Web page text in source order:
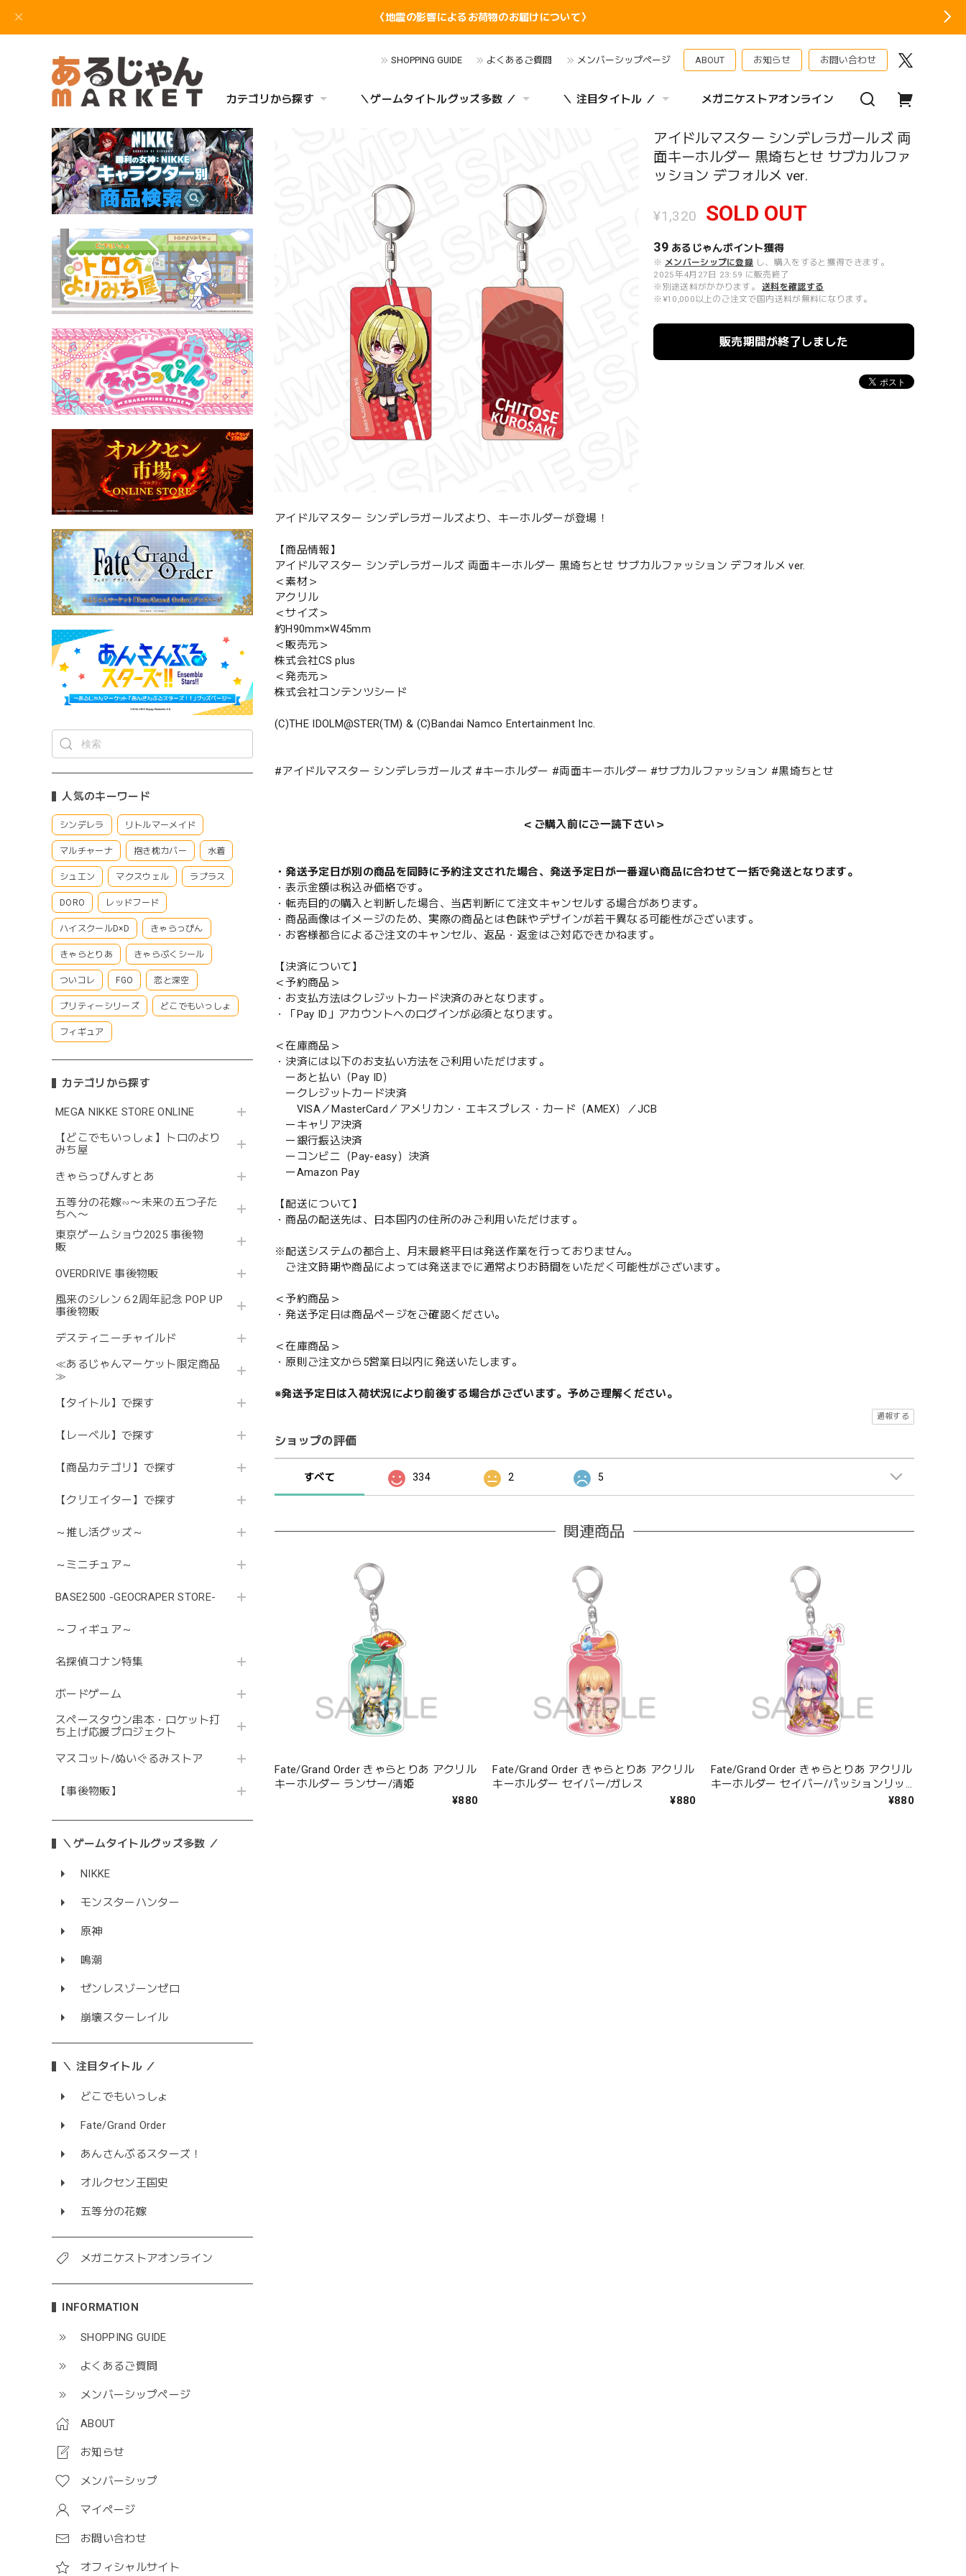
〈地震の影響によるお荷物のお届けについて〉
SHOPPING GUIDE よくあるご質問 メンバーシップページ ABOUT お知らせ お問い合わせ
カテゴリから探す ＼ゲームタイトルグッズ多数 ／ ＼ 注目タイトル ／ メガニケストアオンライン
人気のキーワード
シンデレラ リトルマーメイド
マルチャーナ 抱き枕カバー 水着
シュエン マクスウェル ラプラス
DORO レッドフード
ハイスクールD×D きゃらっぴん
きゃらとりあ きゃらぷくシール
ついコレ FGO 恋と深空
プリティーシリーズ どこでもいっしょ
フィギュア
カテゴリから探す
MEGA NIKKE STORE ONLINE
【どこでもいっしょ】トロのより
みち屋
きゃらっぴんすとあ
五等分の花嫁∽〜未来の五つ子た
ちへ〜
東京ゲームショウ2025 事後物
販
OVERDRIVE 事後物販
風来のシレン６2周年記念 POP UP
事後物販
デスティニーチャイルド
≪あるじゃんマーケット限定商品
≫
【タイトル】で探す
【レーベル】で探す
【商品カテゴリ】で探す
【クリエイター】で探す
～推し活グッズ～
～ミニチュア～
BASE2500 -GEOCRAPER STORE-
～フィギュア～
名探偵コナン特集
ボードゲーム
スペースタウン串本・ロケット打
ち上げ応援プロジェクト
マスコット/ぬいぐるみストア
【事後物販】
＼ゲームタイトルグッズ多数 ／
NIKKE
モンスターハンター
原神
鳴潮
ゼンレスゾーンゼロ
崩壊スターレイル
＼ 注目タイトル ／
どこでもいっしょ
Fate/Grand Order
あんさんぶるスターズ！
オルクセン王国史
五等分の花嫁
メガニケストアオンライン
INFORMATION
SHOPPING GUIDE
よくあるご質問
メンバーシップページ
ABOUT
お知らせ
メンバーシップ
マイページ
お問い合わせ
オフィシャルサイト
アイドルマスター シンデレラガールズ 両
面キーホルダー 黒埼ちとせ サブカルファ
ッション デフォルメ ver.
¥1,320 SOLD OUT
39 あるじゃんポイント獲得
※ メンバーシップに登録 し、購入をすると獲得できます。
2025年4月27日 23:59 に販売終了
※別途送料がかかります。
送料を確認する
※¥10,000以上のご注文で国内送料が無料になります。
販売期間が終了しました
アイドルマスター シンデレラガールズより、キーホルダーが登場！
【商品情報】
アイドルマスター シンデレラガールズ 両面キーホルダー 黒埼ちとせ サブカルファッション デフォルメ ver.
＜素材＞
アクリル
＜サイズ＞
約H90mm×W45mm
＜販売元＞
株式会社CS plus
＜発売元＞
株式会社コンテンツシード
(C)THE IDOLM@STER(TM) & (C)Bandai Namco Entertainment Inc.
#アイドルマスター シンデレラガールズ #キーホルダー #両面キーホルダー #サブカルファッション #黒埼ちとせ
＜ご購入前にご一読下さい＞
・発送予定日が別の商品を同時に予約注文された場合、発送予定日が一番遅い商品に合わせて一括で発送となります。
・表示金額は税込み価格です。
・転売目的の購入と判断した場合、当店判断にて注文キャンセルする場合があります。
・商品画像はイメージのため、実際の商品とは色味やデザインが若干異なる可能性がございます。
・お客様都合によるご注文のキャンセル、返品・返金はご対応できかねます。
【決済について】
＜予約商品＞
・お支払方法はクレジットカード決済のみとなります。
・「Pay ID」アカウントへのログインが必須となります。
＜在庫商品＞
・決済には以下のお支払い方法をご利用いただけます。
ーあと払い（Pay ID）
ークレジットカード決済
VISA／MasterCard／アメリカン・エキスプレス・カード（AMEX）／JCB
ーキャリア決済
ー銀行振込決済
ーコンビニ（Pay-easy）決済
ーAmazon Pay
【配送について】
・商品の配送先は、日本国内の住所のみご利用いただけます。
※配送システムの都合上、月末最終平日は発送作業を行っておりません。
ご注文時期や商品によっては発送までに通常よりお時間をいただく可能性がございます。
＜予約商品＞
・発送予定日は商品ページをご確認ください。
＜在庫商品＞
・原則ご注文から5営業日以内に発送いたします。
※発送予定日は入荷状況により前後する場合がございます。予めご理解ください。
通報する
ショップの評価
すべて 334 2 5
関連商品
Fate/Grand Order きゃらとりあ アクリル
キーホルダー ランサー/清姫
¥880
Fate/Grand Order きゃらとりあ アクリル
キーホルダー セイバー/ガレス
¥880
Fate/Grand Order きゃらとりあ アクリル
キーホルダー セイバー/パッションリッ
¥880